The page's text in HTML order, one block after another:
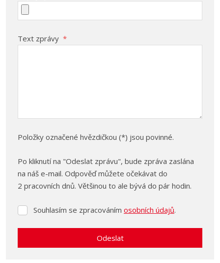
Text zprávy *
Položky označené hvězdičkou (*) jsou povinné.
Po kliknutí na "Odeslat zprávu", bude zpráva zaslána
na náš e-mail. Odpověď můžete očekávat do
2 pracovních dnů. Většinou to ale bývá do pár hodin.
Souhlasím
zpracováním
Souhlasím se zpracováním osobních údajů.
Odeslat